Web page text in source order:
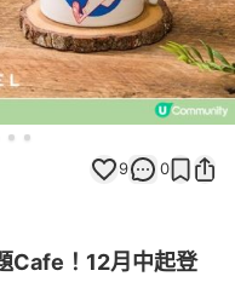
9 0
Cafe！12月中起登